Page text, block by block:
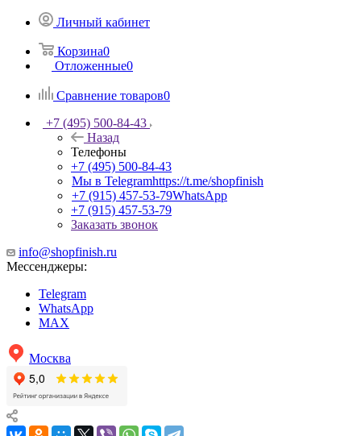
Личный кабинет
Корзина0
Отложенные0
Сравнение товаров0
+7 (495) 500-84-43
Назад
Телефоны
+7 (495) 500-84-43
Мы в Telegramhttps://t.me/shopfinish
+7 (915) 457-53-79WhatsApp
+7 (915) 457-53-79
Заказать звонок
info@shopfinish.ru
Мессенджеры:
Telegram
WhatsApp
MAX
Москва